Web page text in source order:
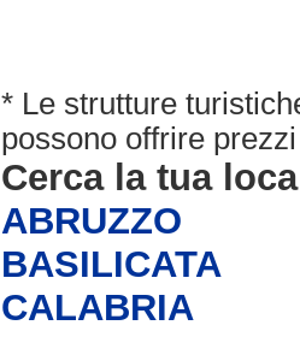
* Le strutture
possono offrire
Cerca la tua
ABRUZZO
BASILICATA
CALABRIA